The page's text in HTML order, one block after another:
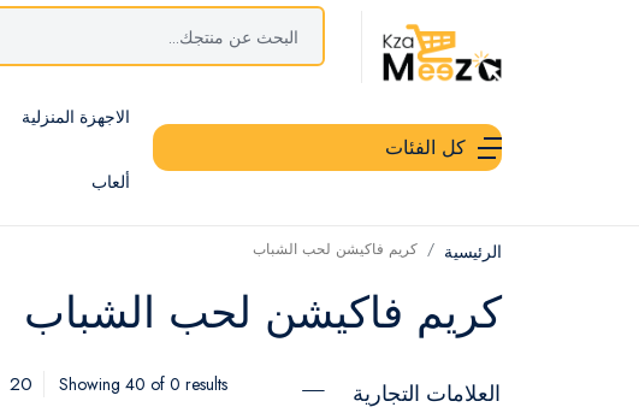
كل الفئات
الاجهزة المنزلية
ألعاب
الرئيسية كريم فاكيشن لحب الشباب
كريم فاكيشن لحب الشباب
العلامات التجارية Showing 40 of 0 results
20